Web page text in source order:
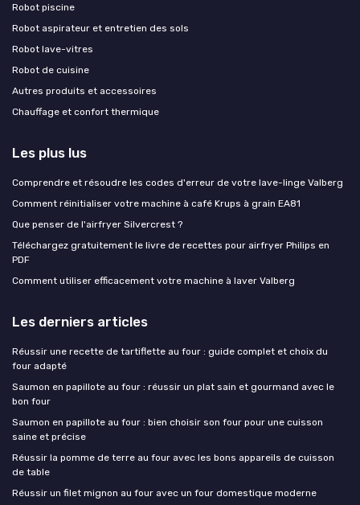
Robot piscine
Robot aspirateur et entretien des sols
Robot lave-vitres
Robot de cuisine
Autres produits et accessoires
Chauffage et confort thermique
Les plus lus
Comprendre et résoudre les codes d'erreur de votre lave-linge Valberg
Comment réinitialiser votre machine à café Krups à grain EA81
Que penser de l'airfryer Silvercrest ?
Téléchargez gratuitement le livre de recettes pour airfryer Philips en
PDF
Comment utiliser efficacement votre machine à laver Valberg
Les derniers articles
Réussir une recette de tartiflette au four : guide complet et choix du
four adapté
Saumon en papillote au four : réussir un plat sain et gourmand avec le
bon four
Saumon en papillote au four : bien choisir son four pour une cuisson
saine et précise
Réussir la pomme de terre au four avec les bons appareils de cuisson
de table
Réussir un filet mignon au four avec un four domestique moderne